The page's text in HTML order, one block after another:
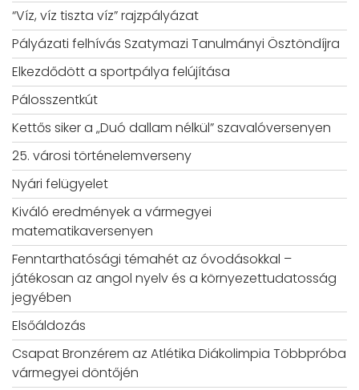
“Víz, víz tiszta víz” rajzpályázat
Pályázati felhívás Szatymazi Tanulmányi Ösztöndíjra
Elkezdődött a sportpálya felújítása
Pálosszentkút
Kettős siker a „Duó dallam nélkül” szavalóversenyen
25. városi történelemverseny
Nyári felügyelet
Kiváló eredmények a vármegyei
matematikaversenyen
Fenntarthatósági témahét az óvodásokkal –
játékosan az angol nyelv és a környezettudatosság
jegyében
Elsőáldozás
Csapat Bronzérem az Atlétika Diákolimpia Többpróba
vármegyei döntőjén